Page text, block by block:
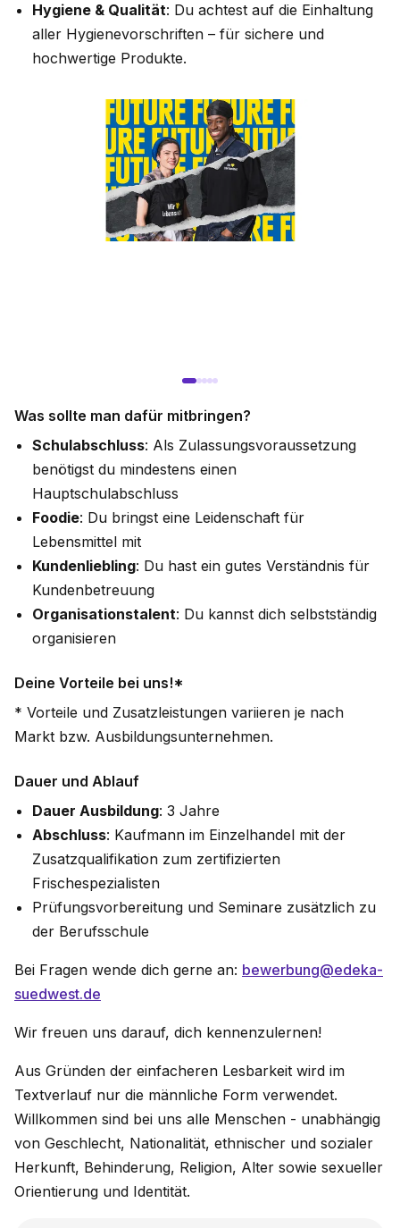
Hygiene & Qualität: Du achtest auf die Einhaltung
aller Hygienevorschriften – für sichere und
hochwertige Produkte.
Was sollte man dafür mitbringen?
Schulabschluss: Als Zulassungsvoraussetzung
benötigst du mindestens einen
Hauptschulabschluss
Foodie: Du bringst eine Leidenschaft für
Lebensmittel mit
Kundenliebling: Du hast ein gutes Verständnis für
Kundenbetreuung
Organisationstalent: Du kannst dich selbstständig
organisieren
Deine Vorteile bei uns!*
* Vorteile und Zusatzleistungen variieren je nach
Markt bzw. Ausbildungsunternehmen.
Dauer und Ablauf
Dauer Ausbildung: 3 Jahre
Abschluss: Kaufmann im Einzelhandel mit der
Zusatzqualifikation zum zertifizierten
Frischespezialisten
Prüfungsvorbereitung und Seminare zusätzlich zu
der Berufsschule
Bei Fragen wende dich gerne an: bewerbung@edeka-
suedwest.de
Wir freuen uns darauf, dich kennenzulernen!
Aus Gründen der einfacheren Lesbarkeit wird im
Textverlauf nur die männliche Form verwendet.
Willkommen sind bei uns alle Menschen - unabhängig
von Geschlecht, Nationalität, ethnischer und sozialer
Herkunft, Behinderung, Religion, Alter sowie sexueller
Orientierung und Identität.